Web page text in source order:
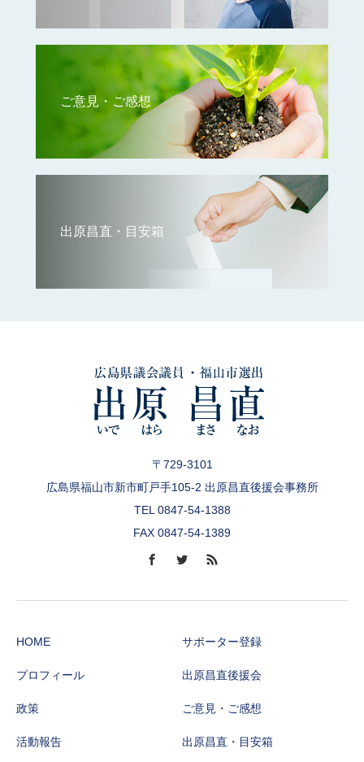
ご意見・ご感想
出原昌直・目安箱
〒729-3101
広島県福山市新市町戸手105-2 出原昌直後援会事務所
TEL 0847-54-1388
FAX 0847-54-1389
HOME
プロフィール
政策
活動報告
サポーター登録
出原昌直後援会
ご意見・ご感想
出原昌直・目安箱